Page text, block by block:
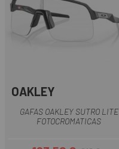
OAKLEY
GAFAS OAKLEY SUTRO LITE
FOTOCROMATICAS